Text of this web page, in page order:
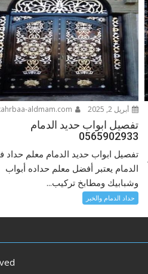
أبريل 2, 2025
تفصيل ابواب حديد الدمام
0565902933
تفصيل ابواب حديد الدمام معلم حداد
الدمام يعتبر أفضل معلم حداده أبواب
وشبابيك ومطابخ تركيب...
حداد الدمام والخبر